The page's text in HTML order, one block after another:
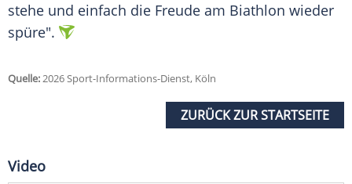
stehe und einfach die Freude am Biathlon wieder
spüre".
Quelle:2026 Sport-Informations-Dienst, Köln
ZURÜCK ZUR STARTSEITE
Video